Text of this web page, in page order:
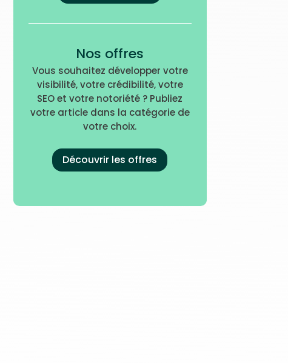
Nos offres
Vous souhaitez développer votre
visibilité, votre crédibilité, votre
SEO et votre notoriété ? Publiez
votre article dans la catégorie de
votre choix.
Découvrir les offres